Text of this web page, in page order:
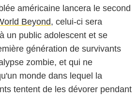
américaine lancera le second
Beyond, celui-ci sera
un public adolescent et se
génération de survivants
zombie, et qui ne
monde dans lequel la
tentent de les dévorer pendant